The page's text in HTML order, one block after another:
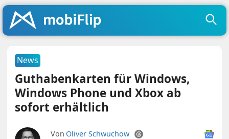
News
Guthabenkarten für Windows,
Windows Phone und Xbox ab
sofort erhältlich
Von Oliver Schwuchow